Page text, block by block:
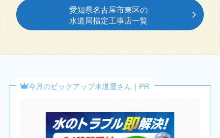
愛知県名古屋市東区の
水道局指定工事店一覧
今月のピックアップ水道屋さん｜PR